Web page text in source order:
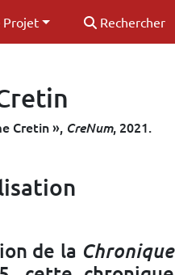
Projet Rechercher
Cretin », CreNum, 2021.
de la Chronique